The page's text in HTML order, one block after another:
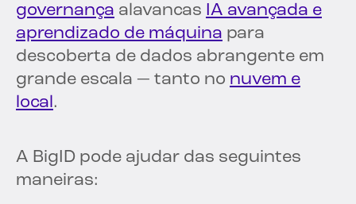
governança alavancas IA avançada e
aprendizado de máquina para
descoberta de dados abrangente em
grande escala — tanto no nuvem e
local.
A BigID pode ajudar das seguintes
maneiras: